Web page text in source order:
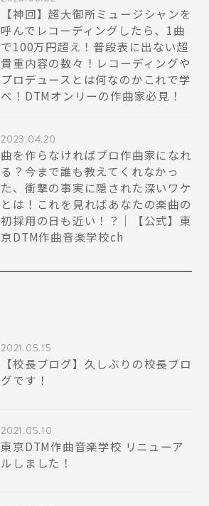
【神回】超大御所ミュージシャンを
呼んでレコーディングしたら、1曲
で100万円超え！普段表に出ない超
貴重内容の数々！レコーディングや
プロデュースとは何なのかこれで学
べ！DTMオンリーの作曲家必見！
2023.04.20
曲を作らなければプロ作曲家になれ
る？今まで誰も教えてくれなかっ
た、衝撃の事実に隠された深いワケ
とは！これを見ればあなたの楽曲の
初採用の日も近い！？｜【公式】東
京DTM作曲音楽学校ch
2021.05.15
【校長ブログ】久しぶりの校長ブロ
グです！
2021.05.10
東京DTM作曲音楽学校 リニューア
ルしました！